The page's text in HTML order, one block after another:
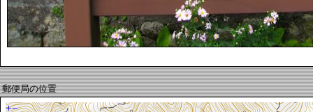
郵便局の位置